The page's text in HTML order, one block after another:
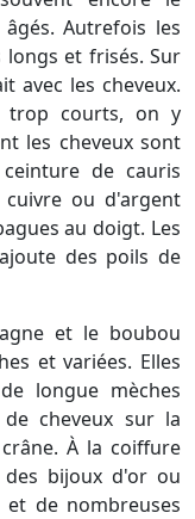
Autrefois les
et frisés. Sur
avec les cheveux.
trop courts, on y
les cheveux sont
de cauris
ou d'argent
au doigt. Les
des poils de
et le boubou
et variées. Elles
longue mèches
cheveux sur la
À la coiffure
bijoux d'or ou
de nombreuses